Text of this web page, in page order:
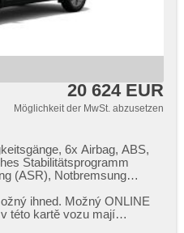
20 624 EUR
Möglichkeit der MwSt. abzusetzen
6x Airbag, ABS,
Stabilitätsprogramm
(ASR), Notbremsung
Spur, Überwachung der
Klimaanlage,
ihned. Možný ONLINE
této kartě vozu mají